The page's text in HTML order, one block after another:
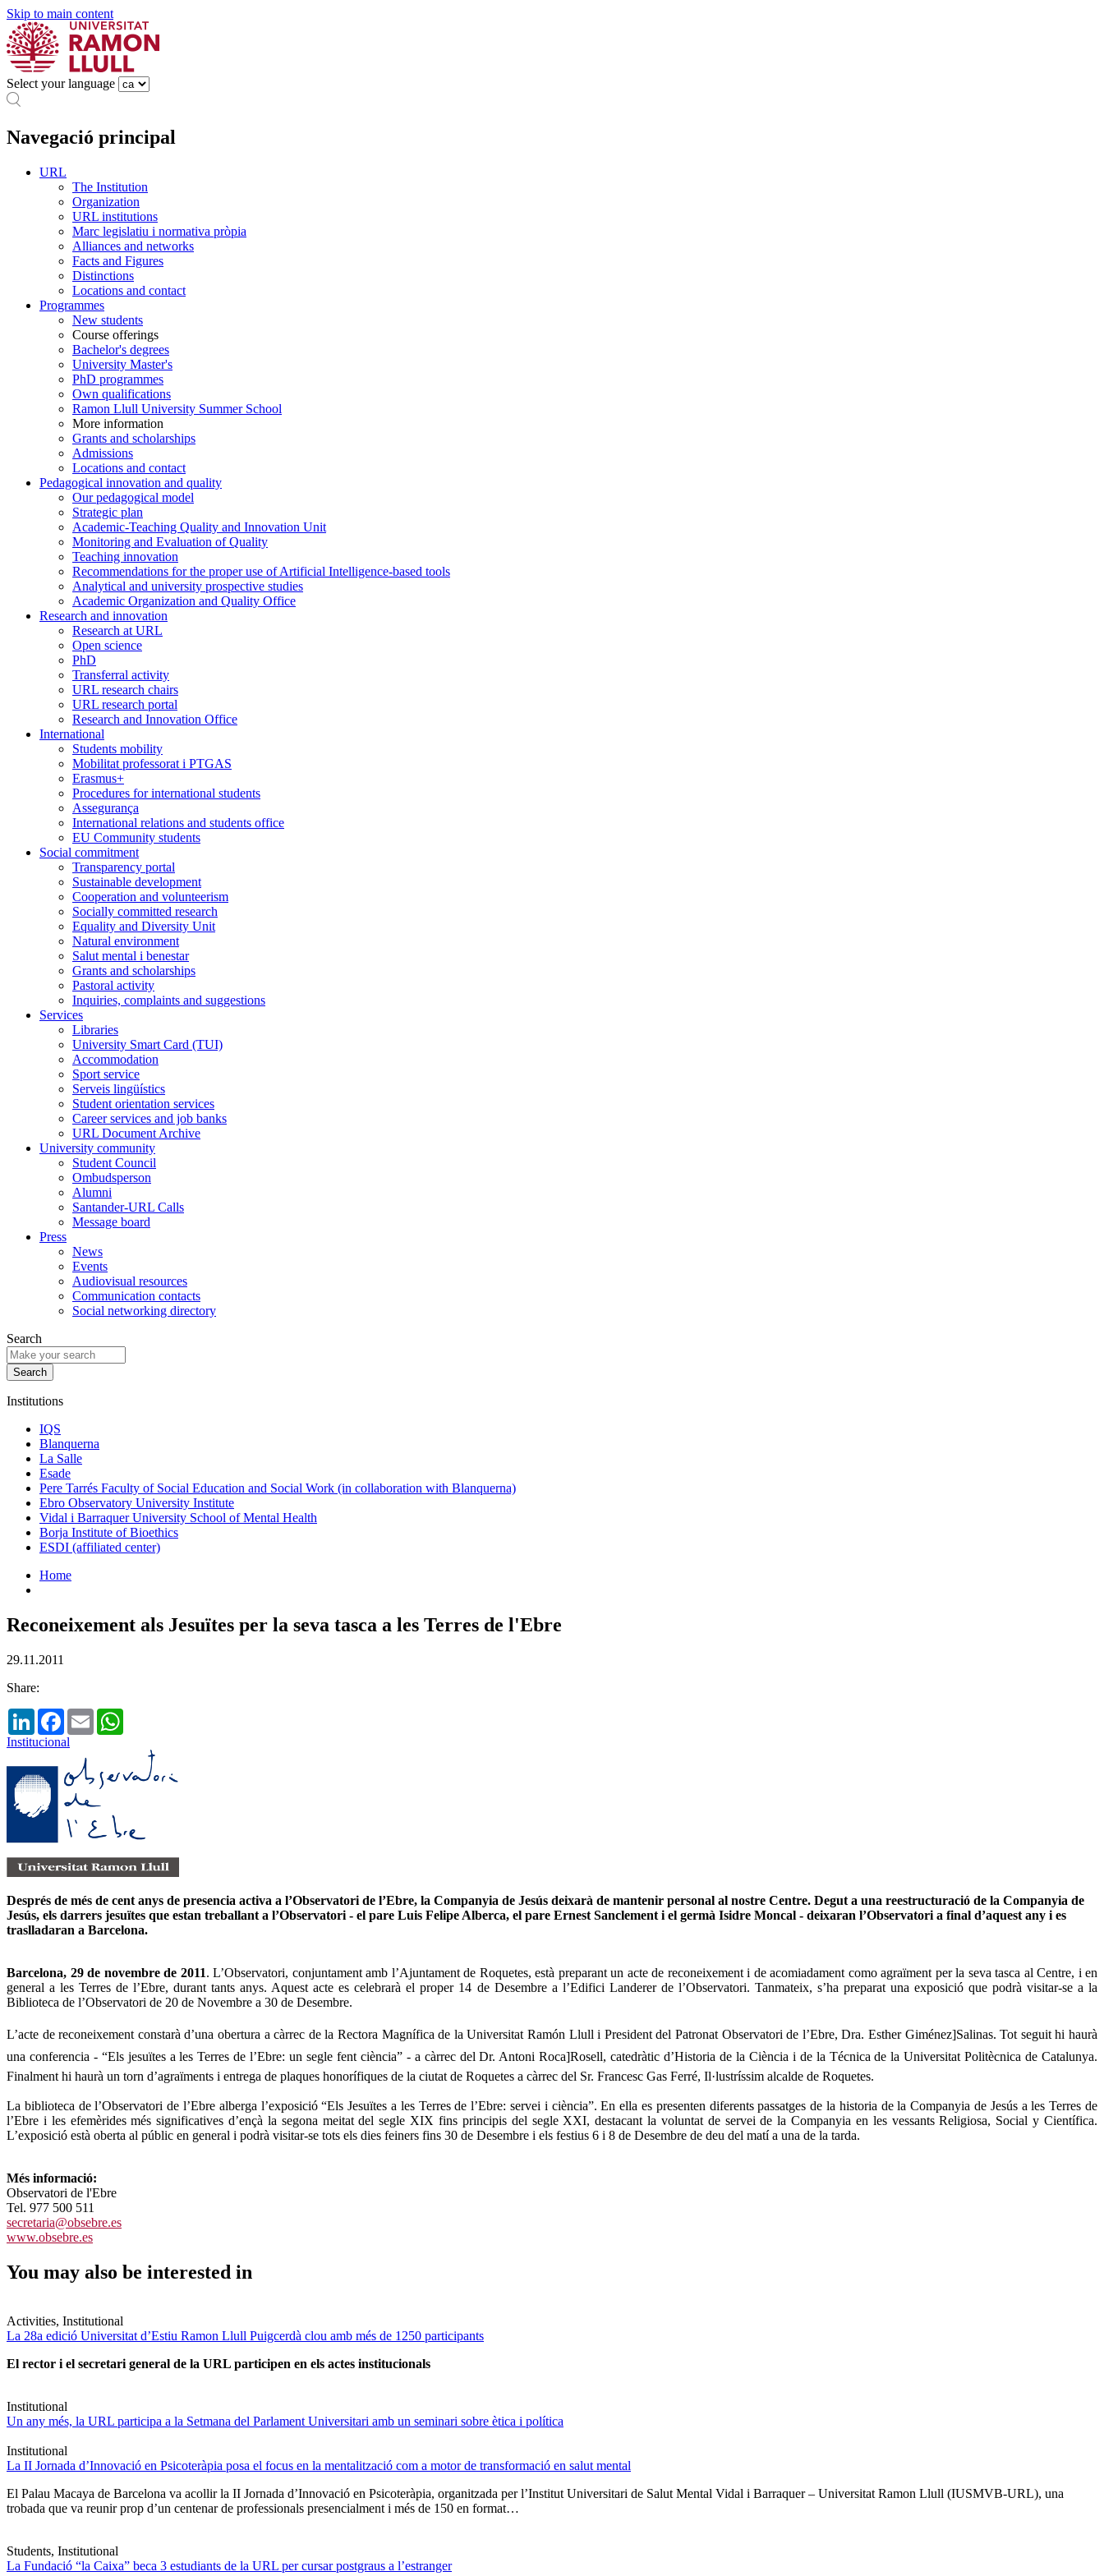
Skip to main content
Select your language
Navegació principal
URL
The Institution
Organization
URL institutions
Marc legislatiu i normativa pròpia
Alliances and networks
Facts and Figures
Distinctions
Locations and contact
Programmes
New students
Course offerings
Bachelor's degrees
University Master's
PhD programmes
Own qualifications
Ramon Llull University Summer School
More information
Grants and scholarships
Admissions
Locations and contact
Pedagogical innovation and quality
Our pedagogical model
Strategic plan
Academic-Teaching Quality and Innovation Unit
Monitoring and Evaluation of Quality
Teaching innovation
Recommendations for the proper use of Artificial Intelligence-based tools
Analytical and university prospective studies
Academic Organization and Quality Office
Research and innovation
Research at URL
Open science
PhD
Transferral activity
URL research chairs
URL research portal
Research and Innovation Office
International
Students mobility
Mobilitat professorat i PTGAS
Erasmus+
Procedures for international students
Assegurança
International relations and students office
EU Community students
Social commitment
Transparency portal
Sustainable development
Cooperation and volunteerism
Socially committed research
Equality and Diversity Unit
Natural environment
Salut mental i benestar
Grants and scholarships
Pastoral activity
Inquiries, complaints and suggestions
Services
Libraries
University Smart Card (TUI)
Accommodation
Sport service
Serveis lingüístics
Student orientation services
Career services and job banks
URL Document Archive
University community
Student Council
Ombudsperson
Alumni
Santander-URL Calls
Message board
Press
News
Events
Audiovisual resources
Communication contacts
Social networking directory
Search
Institutions
IQS
Blanquerna
La Salle
Esade
Pere Tarrés Faculty of Social Education and Social Work (in collaboration with Blanquerna)
Ebro Observatory University Institute
Vidal i Barraquer University School of Mental Health
Borja Institute of Bioethics
ESDI (affiliated center)
Home
Reconeixement als Jesuïtes per la seva tasca a les Terres de l'Ebre
29.11.2011
Share:
LinkedInFacebook
Email
Institucional
Després de més de cent anys de presencia activa a l’Observatori de l’Ebre, la Companyia de Jesús deixarà de mantenir personal al nostre Centre. Degut a una reestructuració de la Companyia de
Jesús, els darrers jesuïtes que estan treballant a l’Observatori - el pare Luis Felipe Alberca, el pare Ernest Sanclement i el germà Isidre Moncal - deixaran l’Observatori a final d’aquest any i es
traslladaran a Barcelona.
Barcelona, 29 de novembre de 2011. L’Observatori, conjuntament amb l’Ajuntament de Roquetes, està preparant un acte de reconeixement i de acomiadament como agraïment per la seva tasca al Centre, i en
general a les Terres de l’Ebre, durant tants anys. Aquest acte es celebrarà el proper 14 de Desembre a l’Edifici Landerer de l’Observatori. Tanmateix, s’ha preparat una exposició que podrà visitar-se a la
Biblioteca de l’Observatori de 20 de Novembre a 30 de Desembre.
L’acte de reconeixement constarà d’una obertura a càrrec de la Rectora Magnífica de la Universitat Ramón Llull i President del Patronat Observatori de l’Ebre, Dra. Esther Giménez]Salinas. Tot seguit hi haurà
una conferencia - “Els jesuïtes a les Terres de l’Ebre: un segle fent ciència” - a càrrec del Dr. Antoni Roca]Rosell, catedràtic d’Historia de la Ciència i de la Técnica de la Universitat Politècnica de Catalunya.
Finalment hi haurà un torn d’agraïments i entrega de plaques honorífiques de la ciutat de Roquetes a càrrec del Sr. Francesc Gas Ferré, Il·lustríssim alcalde de Roquetes.
La biblioteca de l’Observatori de l’Ebre alberga l’exposició “Els Jesuïtes a les Terres de l’Ebre: servei i ciència”. En ella es presenten diferents passatges de la historia de la Companyia de Jesús a les Terres de
l’Ebre i les efemèrides més significatives d’ençà la segona meitat del segle XIX fins principis del segle XXI, destacant la voluntat de servei de la Companyia en les vessants Religiosa, Social y Científica.
L’exposició està oberta al públic en general i podrà visitar-se tots els dies feiners fins 30 de Desembre i els festius 6 i 8 de Desembre de deu del matí a una de la tarda.
Més informació:
Observatori de l'Ebre
Tel. 977 500 511
secretaria@obsebre.es
www.obsebre.es
You may also be interested in
Activities, Institutional
La 28a edició Universitat d’Estiu Ramon Llull Puigcerdà clou amb més de 1250 participants
El rector i el secretari general de la URL participen en els actes institucionals
Institutional
Un any més, la URL participa a la Setmana del Parlament Universitari amb un seminari sobre ètica i política
Institutional
La II Jornada d’Innovació en Psicoteràpia posa el focus en la mentalització com a motor de transformació en salut mental
El Palau Macaya de Barcelona va acollir la II Jornada d’Innovació en Psicoteràpia, organitzada per l’Institut Universitari de Salut Mental Vidal i Barraquer – Universitat Ramon Llull (IUSMVB-URL), una
trobada que va reunir prop d’un centenar de professionals presencialment i més de 150 en format…
Students, Institutional
La Fundació “la Caixa” beca 3 estudiants de la URL per cursar postgraus a l’estranger